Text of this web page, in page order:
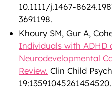
10.1111/j.1467-
3691198.
Khoury SM, Gur A,
Individuals with ADHD
Neurodevelopmental
Review. Clin Child